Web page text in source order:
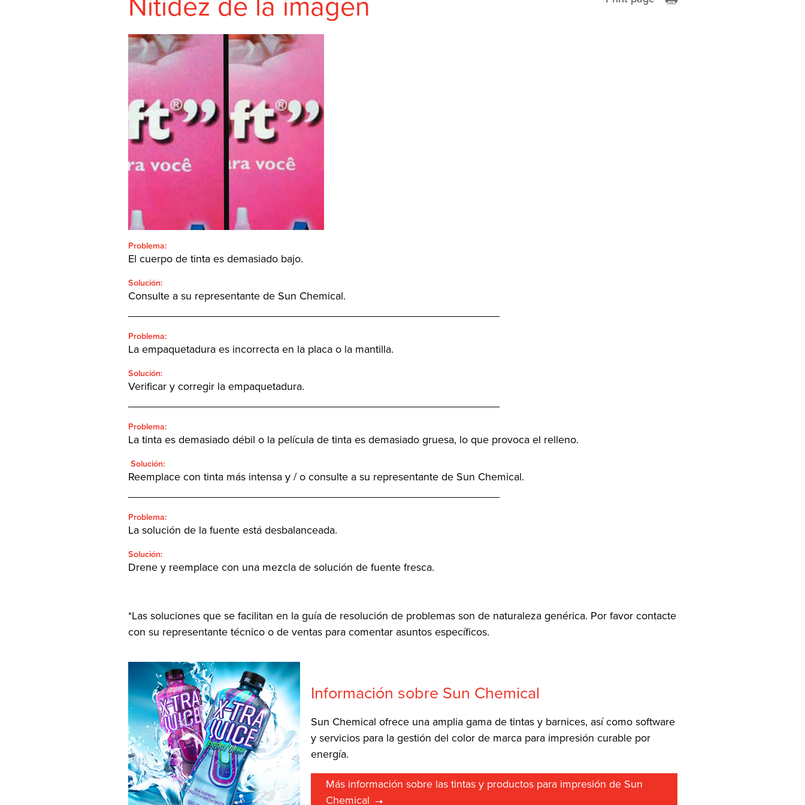
SHEETFED
CONTACTO
Español
Nitidez de la imagen
Problema:
El cuerpo de tinta es demasiado bajo.
Solución:
Consulte a su representante de Sun Chemical.
Problema:
La empaquetadura es incorrecta en la placa o la mantilla.
Solución:
Verificar y corregir la empaquetadura.
Problema:
La tinta es demasiado débil o la película de tinta es demasiado gruesa, lo que provoca el relleno.
Solución:
Reemplace con tinta más intensa y / o consulte a su representante de Sun Chemical.
Problema:
La solución de la fuente está desbalanceada.
Solución:
Drene y reemplace con una mezcla de solución de fuente fresca.
*Las soluciones que se facilitan en la guía de resolución de problemas son de naturaleza genérica. Por favor contacte
con su representante técnico o de ventas para comentar asuntos específicos.
Información sobre Sun Chemical
Sun Chemical ofrece una amplia gama de tintas y barnices, así como software
y servicios para la gestión del color de marca para impresión curable por
energía.
Más información sobre las tintas y productos para impresión de Sun
Chemical